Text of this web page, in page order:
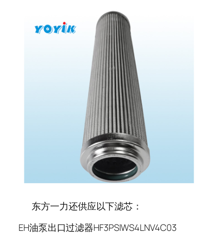
东方一力还供应以下滤芯：
EH油泵出口过滤器HF3PSIWS4LNV4C03